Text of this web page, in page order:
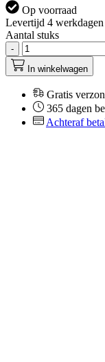
Op voorraad
Levertijd 4 werkdagen
Aantal stuks
-
In winkelwagen
Gratis
365 dagen
Achteraf